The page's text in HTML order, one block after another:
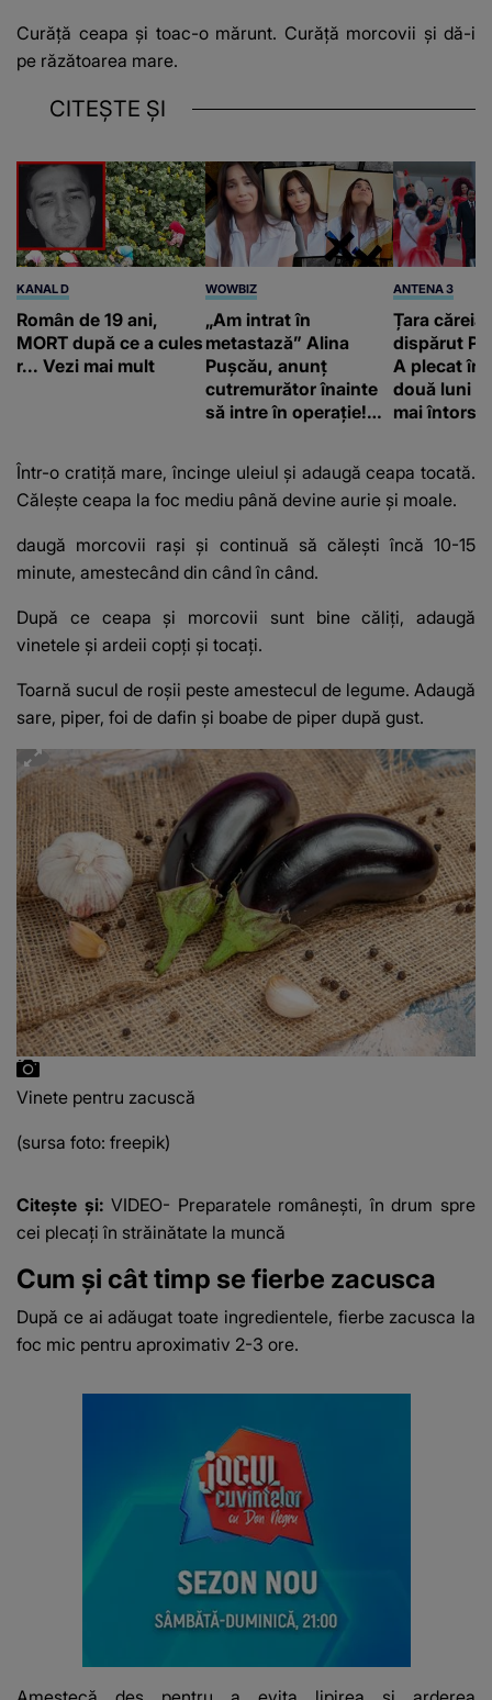
Curăță ceapa și toac-o mărunt. Curăță morcovii și dă-i
pe răzătoarea mare.
CITEȘTE ȘI
KANAL D
Român de 19 ani,
MORT după ce a cules
r... Vezi mai mult
WOWBIZ
„Am intrat în
metastază” Alina
Pușcău, anunț
cutremurător înainte
să intre în operație!
fanilor
ANTENA 3
Țara căreia
dispărut
A plecat în
două luni
mai întors
Într-o cratiță mare, încinge uleiul și adaugă ceapa tocată.
Călește ceapa la foc mediu până devine aurie și moale.
daugă morcovii rași și continuă să călești încă 10-15
minute, amestecând din când în când.
După ce ceapa și morcovii sunt bine căliți, adaugă
vinetele și ardeii copți și tocați.
Toarnă sucul de roșii peste amestecul de legume. Adaugă
sare, piper, foi de dafin și boabe de piper după gust.
Vinete pentru zacuscă
(sursa foto: freepik)
Citește și:VIDEO- Preparatele românești, în drum spre
cei plecați în străinătate la muncă
Cum și cât timp se fierbe zacusca
După ce ai adăugat toate ingredientele, fierbe zacusca la
foc mic pentru aproximativ 2-3 ore.